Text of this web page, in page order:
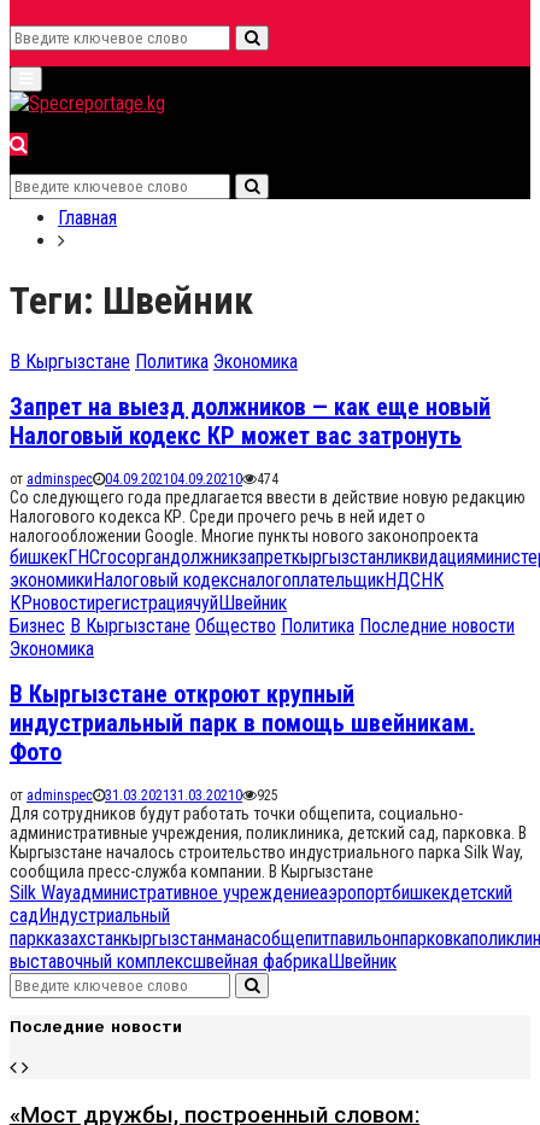
Search
for:
Search
Menu
Search
for:
Search
Главная
Теги: Швейник
В Кыргызстане Политика Экономика
Запрет на выезд должников — как еще новый
Налоговый кодекс КР может вас затронуть
от adminspec 04.09.202104.09.20210 474
Со следующего года предлагается ввести в действие новую редакцию
Налогового кодекса КР. Среди прочего речь в ней идет о
налогообложении Google. Многие пункты нового законопроекта
бишкекГНСгосоргандолжникзапреткыргызстанликвидация
экономикиНалоговый кодексналогоплательщикНДСНК
КРновостирегистрациячуйШвейник
Бизнес В Кыргызстане Общество Политика Последние новости
Экономика
В Кыргызстане откроют крупный
индустриальный парк в помощь швейникам.
Фото
от adminspec 31.03.202131.03.20210 925
Для сотрудников будут работать точки общепита, социально-
административные учреждения, поликлиника, детский сад, парковка. В
Кыргызстане началось строительство индустриального парка Silk Way,
сообщила пресс-служба компании. В Кыргызстане
Silk Wayадминистративное учреждениеаэропортбишкекдетский
садИндустриальный
паркказахстанкыргызстанманасобщепитпавильонпарковка
выставочный комплексшвейная фабрикаШвейник
Search
for:
Search
Последние новости
«Мост дружбы, построенный словом: